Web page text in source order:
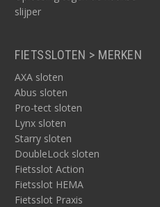
slijper
FIETSSLOTEN > MERKEN
AXA sloten
Abus sloten
Pro-tect sloten
Lynx sloten
Starry sloten
DoubleLock sloten
Fietsslot Action
Fietsslot HEMA
Fietsslot Praxis